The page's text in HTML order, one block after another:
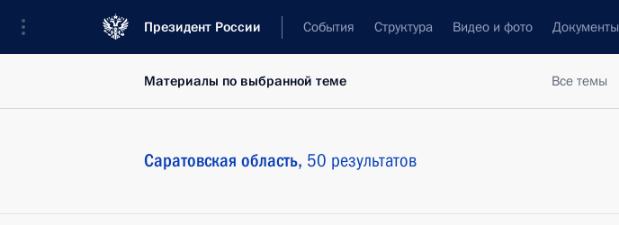
Президент России События Структура Видео и фото Документы
Все темы
Материалы по выбранной теме
Саратовская область, 50 результатов